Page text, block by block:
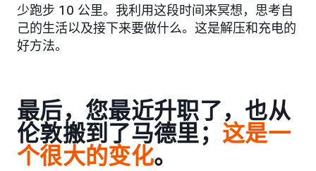
少跑步 10 公里。我利用这段时间来冥想，思考自
己的生活以及接下来要做什么。这是解压和充电的
好方法。
最后，您最近升职了，也从
伦敦搬到了马德里； 这是一
个很大的变化。